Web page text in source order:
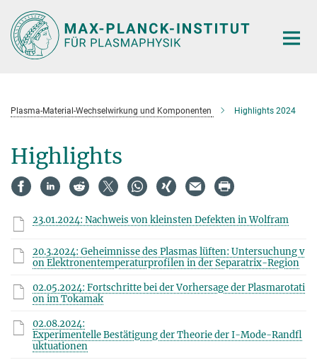
Hauptinhalt
Plasma-Material-Wechselwirkung und Komponenten Highlights 2024
Highlights
23.01.2024: Nachweis von kleinsten Defekten in Wolfram
20.3.2024: Geheimnisse des Plasmas lüften: Untersuchung v
on Elektronentemperaturprofilen in der Separatrix-Region
02.05.2024: Fortschritte bei der Vorhersage der Plasmarotati
on im Tokamak
02.08.2024:
Experimentelle Bestätigung der Theorie der I-Mode-Randfl
uktuationen